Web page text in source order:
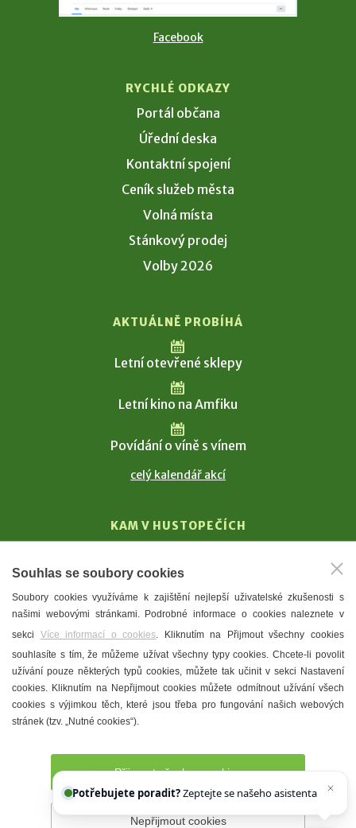
Facebook
RYCHLÉ ODKAZY
Portál občana
Úřední deska
Kontaktní spojení
Ceník služeb města
Volná místa
Stánkový prodej
Volby 2026
AKTUÁLNĚ PROBÍHÁ
Letní otevřené sklepy
Letní kino na Amfiku
Povídání o víně s vínem
celý kalendář akcí
KAM V HUSTOPEČÍCH
T. G. Masaryk
Mandloně
Ubytování
Restaurace
Městské muzeum a galerie
Denní meníčka
Prohlášení o přístupnosti Správce webu
Souhlas se soubory cookies
Soubory cookies využíváme k zajištění nejlepší uživatelské zkušenosti s
našimi webovými stránkami. Podrobné informace o cookies naleznete v
sekci Více informací o cookies. Kliknutím na Přijmout všechny cookies
souhlasíte s tím, že můžeme užívat všechny typy cookies. Chcete-li povolit
užívání pouze některých typů cookies, můžete tak učinit v sekci Nastavení
cookies. Kliknutím na Nepřijmout cookies můžete odmítnout užívání všech
cookies s výjimkou těch, které jsou třeba pro fungování našich webových
stránek (tzv. „Nutné cookies“).
Přijmout všechny cookies
Nepřijmout cookies
Potřebujete poradit?
Chettyho.